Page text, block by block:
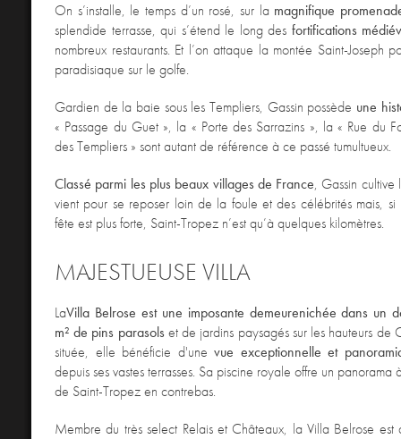
On s’installe, le temps d’un rosé, sur la magnifique
splendide terrasse, qui s’étend le long des fortifications
nombreux restaurants. Et l’on attaque la montée Saint-Joseph
paradisiaque sur le golfe.
Gardien de la baie sous les Templiers, Gassin possède une
« Passage du Guet », la « Porte des Sarrazins », la « Rue du
des Templiers » sont autant de référence à ce passé tumultueux.
Classé parmi les plus beaux villages de France, Gassin
vient pour se reposer loin de la foule et des célébrités mais, si
fête est plus forte, Saint-Tropez n’est qu’à quelques kilomètres.
MAJESTUEUSE VILLA
LaVilla Belrose est une imposante demeurenichée dans un
m² de pins parasols et de jardins paysagés sur les hauteurs de
située, elle bénéficie d'une vue exceptionnelle et
depuis ses vastes terrasses. Sa piscine royale offre un
de Saint-Tropez en contrebas.
Membre du très select Relais et Châteaux, la Villa Belrose